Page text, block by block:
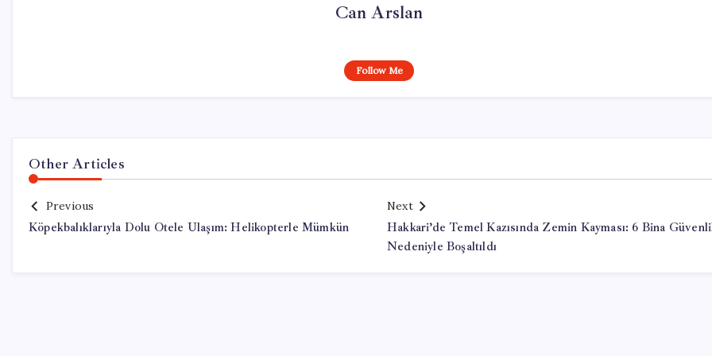
Can Arslan
Follow Me
Other Articles
Previous
Köpekbalıklarıyla Dolu Otele Ulaşım: Helikopterle Mümkün
Next
Hakkari’de Temel Kazısında Zemin Kayması: 6 Bina
Nedeniyle Boşaltıldı